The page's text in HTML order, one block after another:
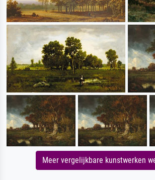
Meer vergelijkbare kunstwerken